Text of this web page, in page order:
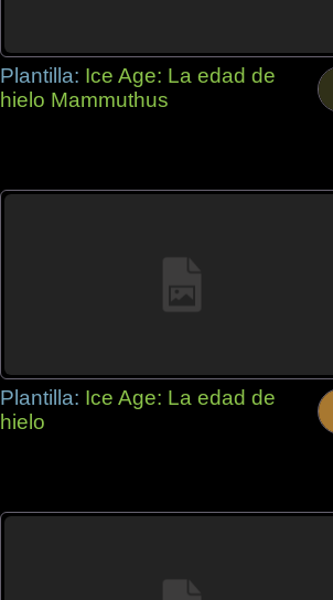
Plantilla: Ice Age: La edad de
hielo Mammuthus
Plantilla: Ice Age: La edad de
hielo